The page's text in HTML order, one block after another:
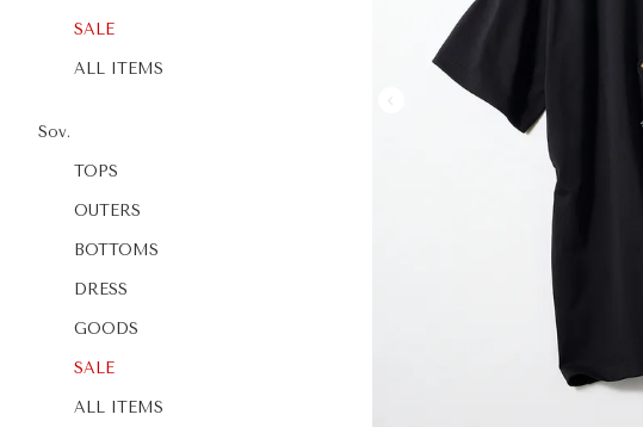
SALE
ALL ITEMS
Sov.
TOPS
OUTERS
BOTTOMS
DRESS
GOODS
SALE
ALL ITEMS